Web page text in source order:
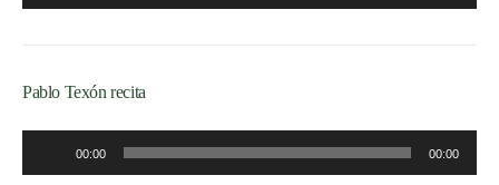
Pablo Texón recita
00:00 00:00